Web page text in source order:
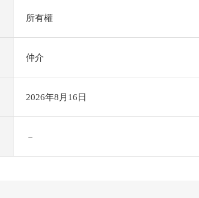
所有權
仲介
2026年8月16日
－